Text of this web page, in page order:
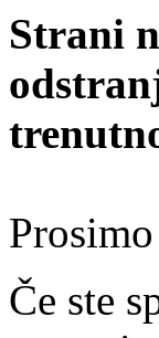
Strani
Če ste